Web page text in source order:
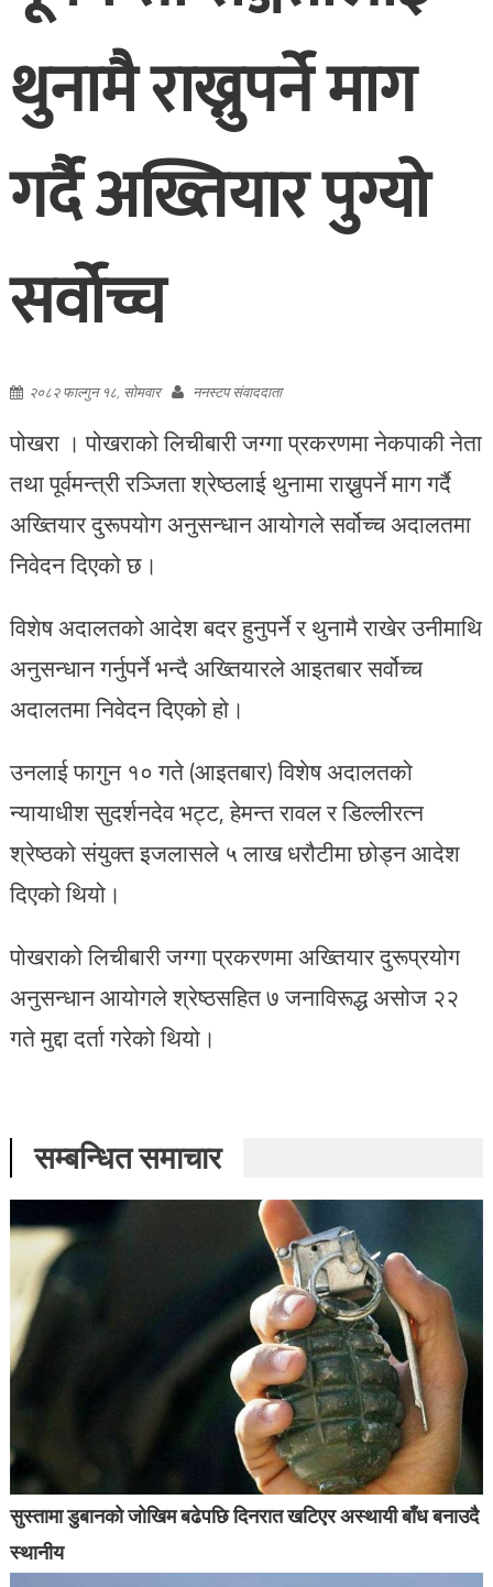
थुनामै राख्नुपर्ने माग
गर्दै अख्तियार पुग्यो
सर्वोच्च
२०८२ फाल्गुन १८, सोमवार ननस्टप संवाददाता
पोखरा । पोखराको लिचीबारी जग्गा प्रकरणमा नेकपाकी नेता
तथा पूर्वमन्त्री रञ्जिता श्रेष्ठलाई थुनामा राख्नुपर्ने माग गर्दै
अख्तियार दुरूपयोग अनुसन्धान आयोगले सर्वोच्च अदालतमा
निवेदन दिएको छ।
विशेष अदालतको आदेश बदर हुनुपर्ने र थुनामै राखेर उनीमाथि
अनुसन्धान गर्नुपर्ने भन्दै अख्तियारले आइतबार सर्वोच्च
अदालतमा निवेदन दिएको हो।
उनलाई फागुन १० गते (आइतबार) विशेष अदालतको
न्यायाधीश सुदर्शनदेव भट्ट, हेमन्त रावल र डिल्लीरत्न
श्रेष्ठको संयुक्त इजलासले ५ लाख धरौटीमा छोड्न आदेश
दिएको थियो।
पोखराको लिचीबारी जग्गा प्रकरणमा अख्तियार दुरूप्रयोग
अनुसन्धान आयोगले श्रेष्ठसहित ७ जनाविरूद्ध असोज २२
गते मुद्दा दर्ता गरेको थियो।
सम्बन्धित समाचार
सुस्तामा डुबानको जोखिम बढेपछि दिनरात खटिएर अस्थायी बाँध बनाउदै
स्थानीय